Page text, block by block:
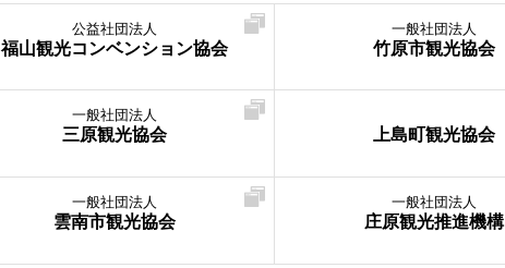
公益社団法人
福山観光コンベンション協会
一般社団法人
竹原市観光協会
一般社団法人
三原観光協会 上島町観光協会
一般社団法人
雲南市観光協会
一般社団法人
庄原観光推進機構